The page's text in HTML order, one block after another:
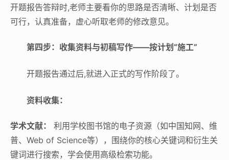
开题报告答辩时,老师主要看你的思路是否清晰、计划是否
可行，认真准备，虚心听取老师的修改意见。
第四步：收集资料与初稿写作——按计划“施工”
开题报告通过后,就进入正式的写作阶段了。
资料收集：
学术文献：
利用学校图书馆的电子资源（如中国知网、维
普、Web of Science等），围绕你的核心关键词和衍生关
键词进行搜索，学会使用高级检索功能。